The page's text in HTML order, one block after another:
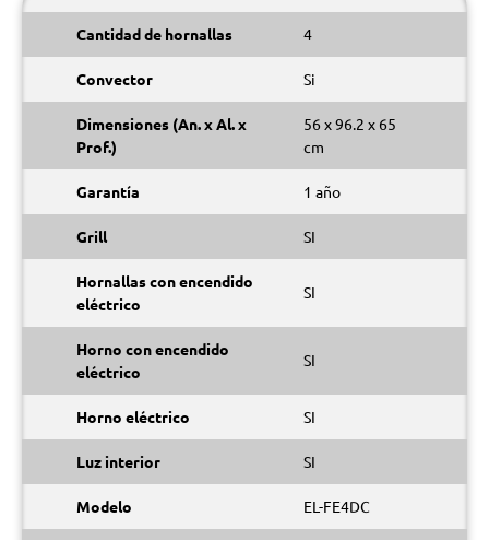
Cantidad de hornallas 4
Convector Si
Dimensiones (An. x Al. x
Prof.)
56 x 96.2 x 65
cm
Garantía 1 año
Grill SI
Hornallas con encendido
eléctrico
SI
Horno con encendido
eléctrico
SI
Horno eléctrico SI
Luz interior SI
Modelo EL-FE4DC